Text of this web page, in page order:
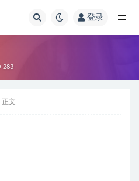
登录
283
正文